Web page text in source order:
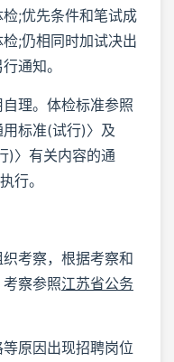
;优先条件和笔试成
;仍相同时加试决出
通知。
理。体检标准参照
用标准(试行)〉及
)〉有关内容的通
行。
考察，根据考察和
察参照江苏省公务
原因出现招聘岗位